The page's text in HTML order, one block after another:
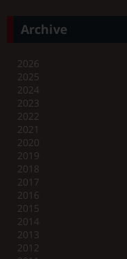
Archive
2026
2025
2024
2023
2022
2021
2020
2019
2018
2017
2016
2015
2014
2013
2012